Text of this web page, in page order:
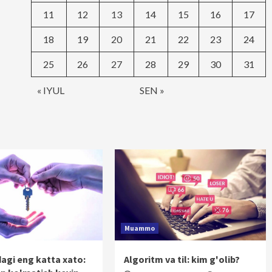
« IYUL SEN »
11 12 13 14 15 16 17
18 19 20 21 22 23 24
25 26 27 28 29 30 31
eng katta xato:
Muammo
Algoritm va til: kim g'olib?